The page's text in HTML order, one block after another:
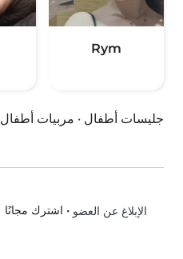
Rym
جليسات أطفال · مربيات أطفال
الإبلاغ عن العضو • اشترك مجانًا